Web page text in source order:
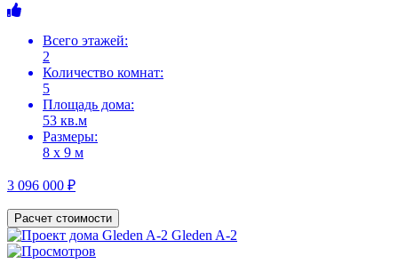
Всего этажей:
2
Количество комнат:
5
Площадь дома:
53 кв.м
Размеры:
8 х 9 м
3 096 000 ₽
Расчет стоимости